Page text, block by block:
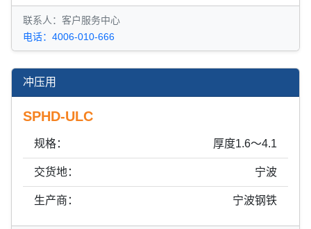
联系人：客户服务中心
电话：4006-010-666
冲压用
SPHD-ULC
规格： 厚度1.6～4.1
交货地： 宁波
生产商： 宁波钢铁